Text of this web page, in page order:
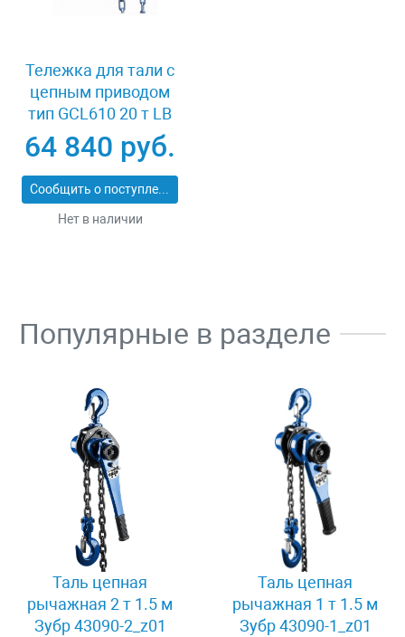
Тележка для тали с
цепным приводом
тип GCL610 20 т LB
XK41980
64 840 руб.
Сообщить о поступлении
Нет в наличии
Популярные в разделе
Таль цепная
рычажная 2 т 1.5 м
Зубр 43090-2_z01
Таль цепная
рычажная 1 т 1.5 м
Зубр 43090-1_z01